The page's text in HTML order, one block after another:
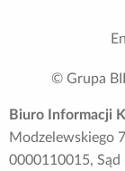
© Grupa
Biuro Informacji
Modzelewskiego
0000110015, Sąd